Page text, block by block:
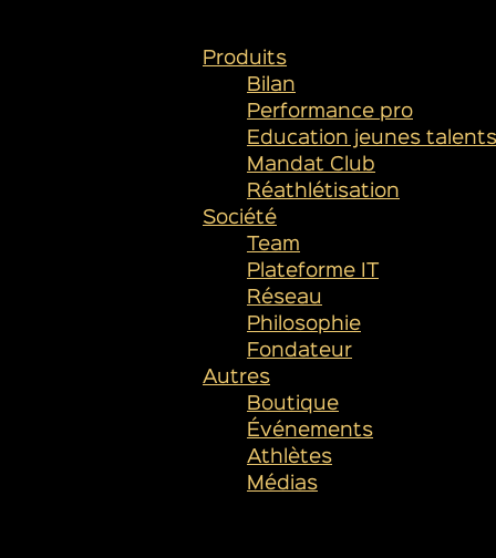
Produits
Bilan
Performance pro
Education jeunes talents
Mandat Club
Réathlétisation
Société
Team
Plateforme IT
Réseau
Philosophie
Fondateur
Autres
Boutique
Événements
Athlètes
Médias